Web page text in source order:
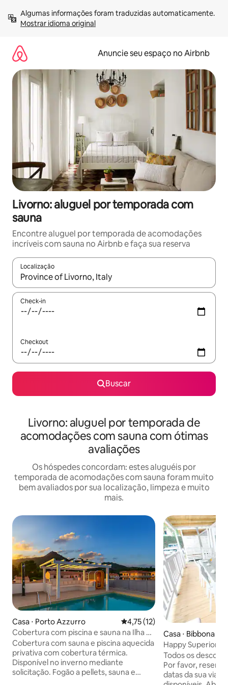
para
Mostrar idioma original
Anuncie seu espaço no Airbnb
Livorno: aluguel por temporada com
sauna
Encontre aluguel por temporada de acomodações
incríveis com sauna no Airbnb e faça sua reserva
Localização
Quando os resultados estiverem disponíveis, explore-os
Check-in
Checkout
Buscar
Livorno: aluguel por temporada de
acomodações com sauna com ótimas
avaliações
Os hóspedes concordam: estes aluguéis por
temporada de acomodações com sauna foram muito
bem avaliados por sua localização, limpeza e muito
mais.
Casa ⋅ Porto Azzurro 4,75 de uma avaliação média
4,75 (12)
Cobertura com piscina e sauna na Ilha de
Elba
Cobertura com sauna e piscina aquecida
privativa com cobertura térmica.
Disponível no inverno mediante
solicitação. Fogão a pellets, sauna e
Casa ⋅ Bibbona
Happy Superior
Todos os
Por favor,
datas da sua